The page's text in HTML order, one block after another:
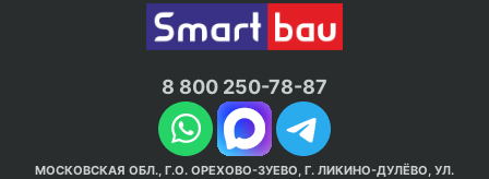
8 800 250-78-87
МОСКОВСКАЯ ОБЛ., Г.О. ОРЕХОВО-ЗУЕВО, Г. ЛИКИНО-ДУЛЁВО, УЛ.